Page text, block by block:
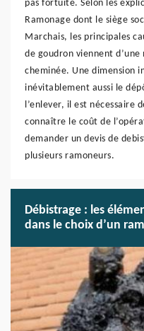
pas fortuite. Selon les
Ramonage dont le siège
Marchais, les principales
de goudron viennent
cheminée. Une dimension
inévitablement aussi le
l’enlever, il est nécessaire
connaître le coût de
demander un devis de
plusieurs ramoneurs.
Débistrage : les
dans le choix d’un